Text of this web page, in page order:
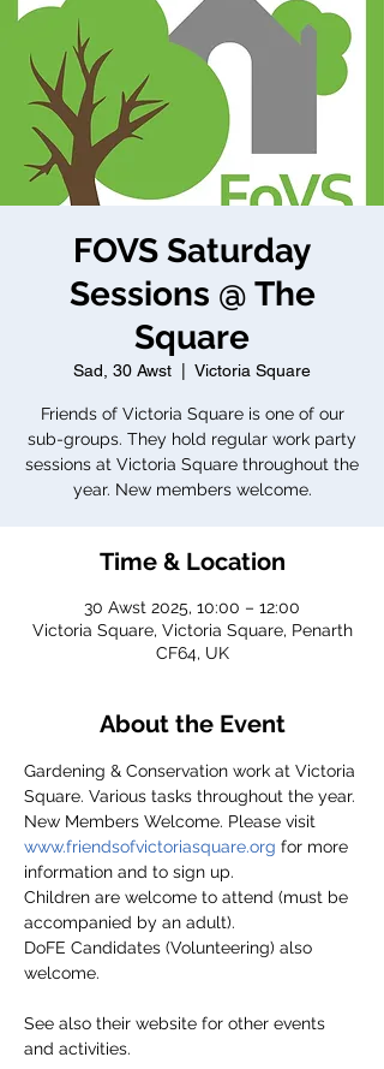
FOVS Saturday
Sessions @ The
Square
Sad, 30 Awst Victoria Square
Friends of Victoria Square is one of our
sub-groups. They hold regular work party
sessions at Victoria Square throughout the
year. New members welcome.
Time & Location
30 Awst 2025, 10:00 – 12:00
Victoria Square, Victoria Square, Penarth
CF64, UK
About the Event
Gardening & Conservation work at Victoria
Square. Various tasks throughout the year.
New Members Welcome. Please visit
www.friendsofvictoriasquare.org for more
information and to sign up.
Children are welcome to attend (must be
accompanied by an adult).
DoFE Candidates (Volunteering) also
welcome.
See also their website for other events
and activities.